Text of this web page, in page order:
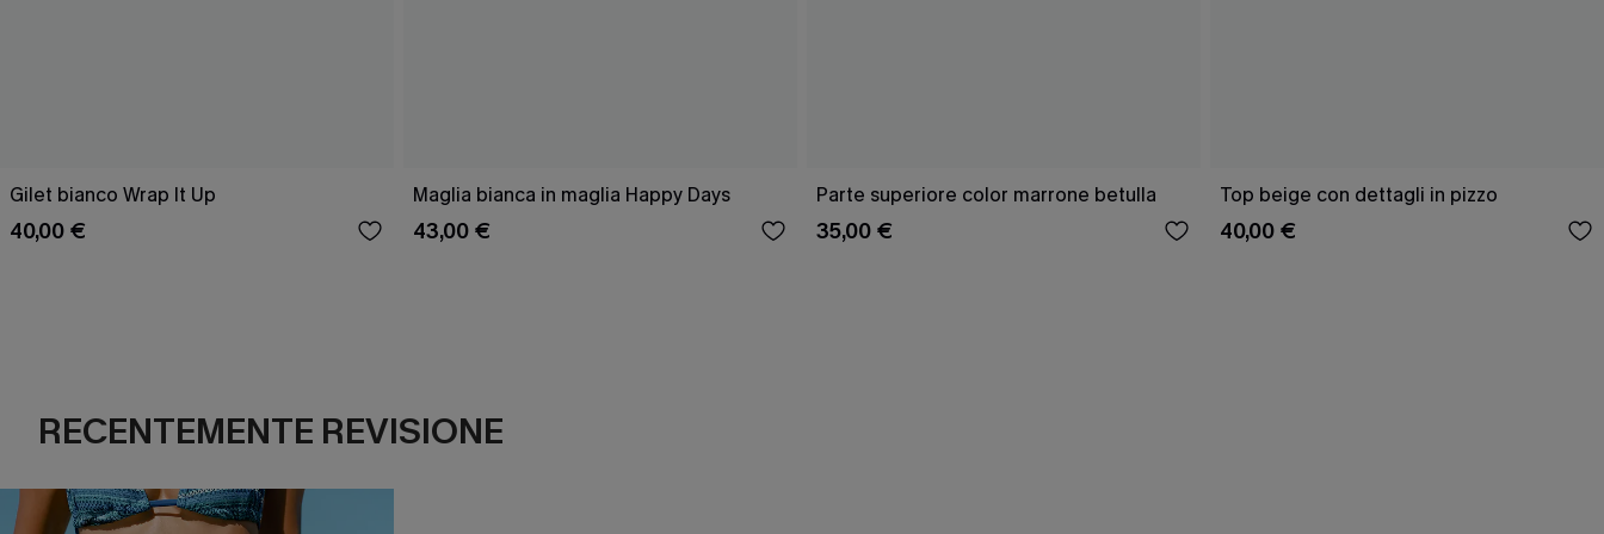
Gilet bianco Wrap It Up
40,00 €
Maglia bianca in maglia Happy Days
43,00 €
Parte superiore color marrone betulla
35,00 €
Top beige con dettagli in pizzo
40,00 €
RECENTEMENTE REVISIONE